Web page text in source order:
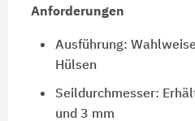
Anforderungen
Ausführung:
Hülsen
Seildurchmesser:
und 3 mm